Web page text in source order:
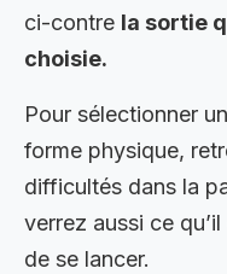
ci-contre la sortie
choisie.
Pour sélectionner
forme physique,
difficultés dans la
verrez aussi ce
de se lancer.